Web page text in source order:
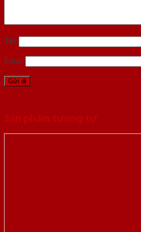
Tên
Email
Sản phẩm tương tự